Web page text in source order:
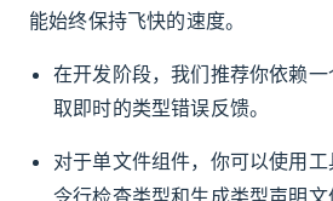
能始终保持飞快的速度。
在开发阶段，我们推荐你依赖一
取即时的类型错误反馈。
对于单文件组件，你可以使用工
令行检查类型和生成类型声明文